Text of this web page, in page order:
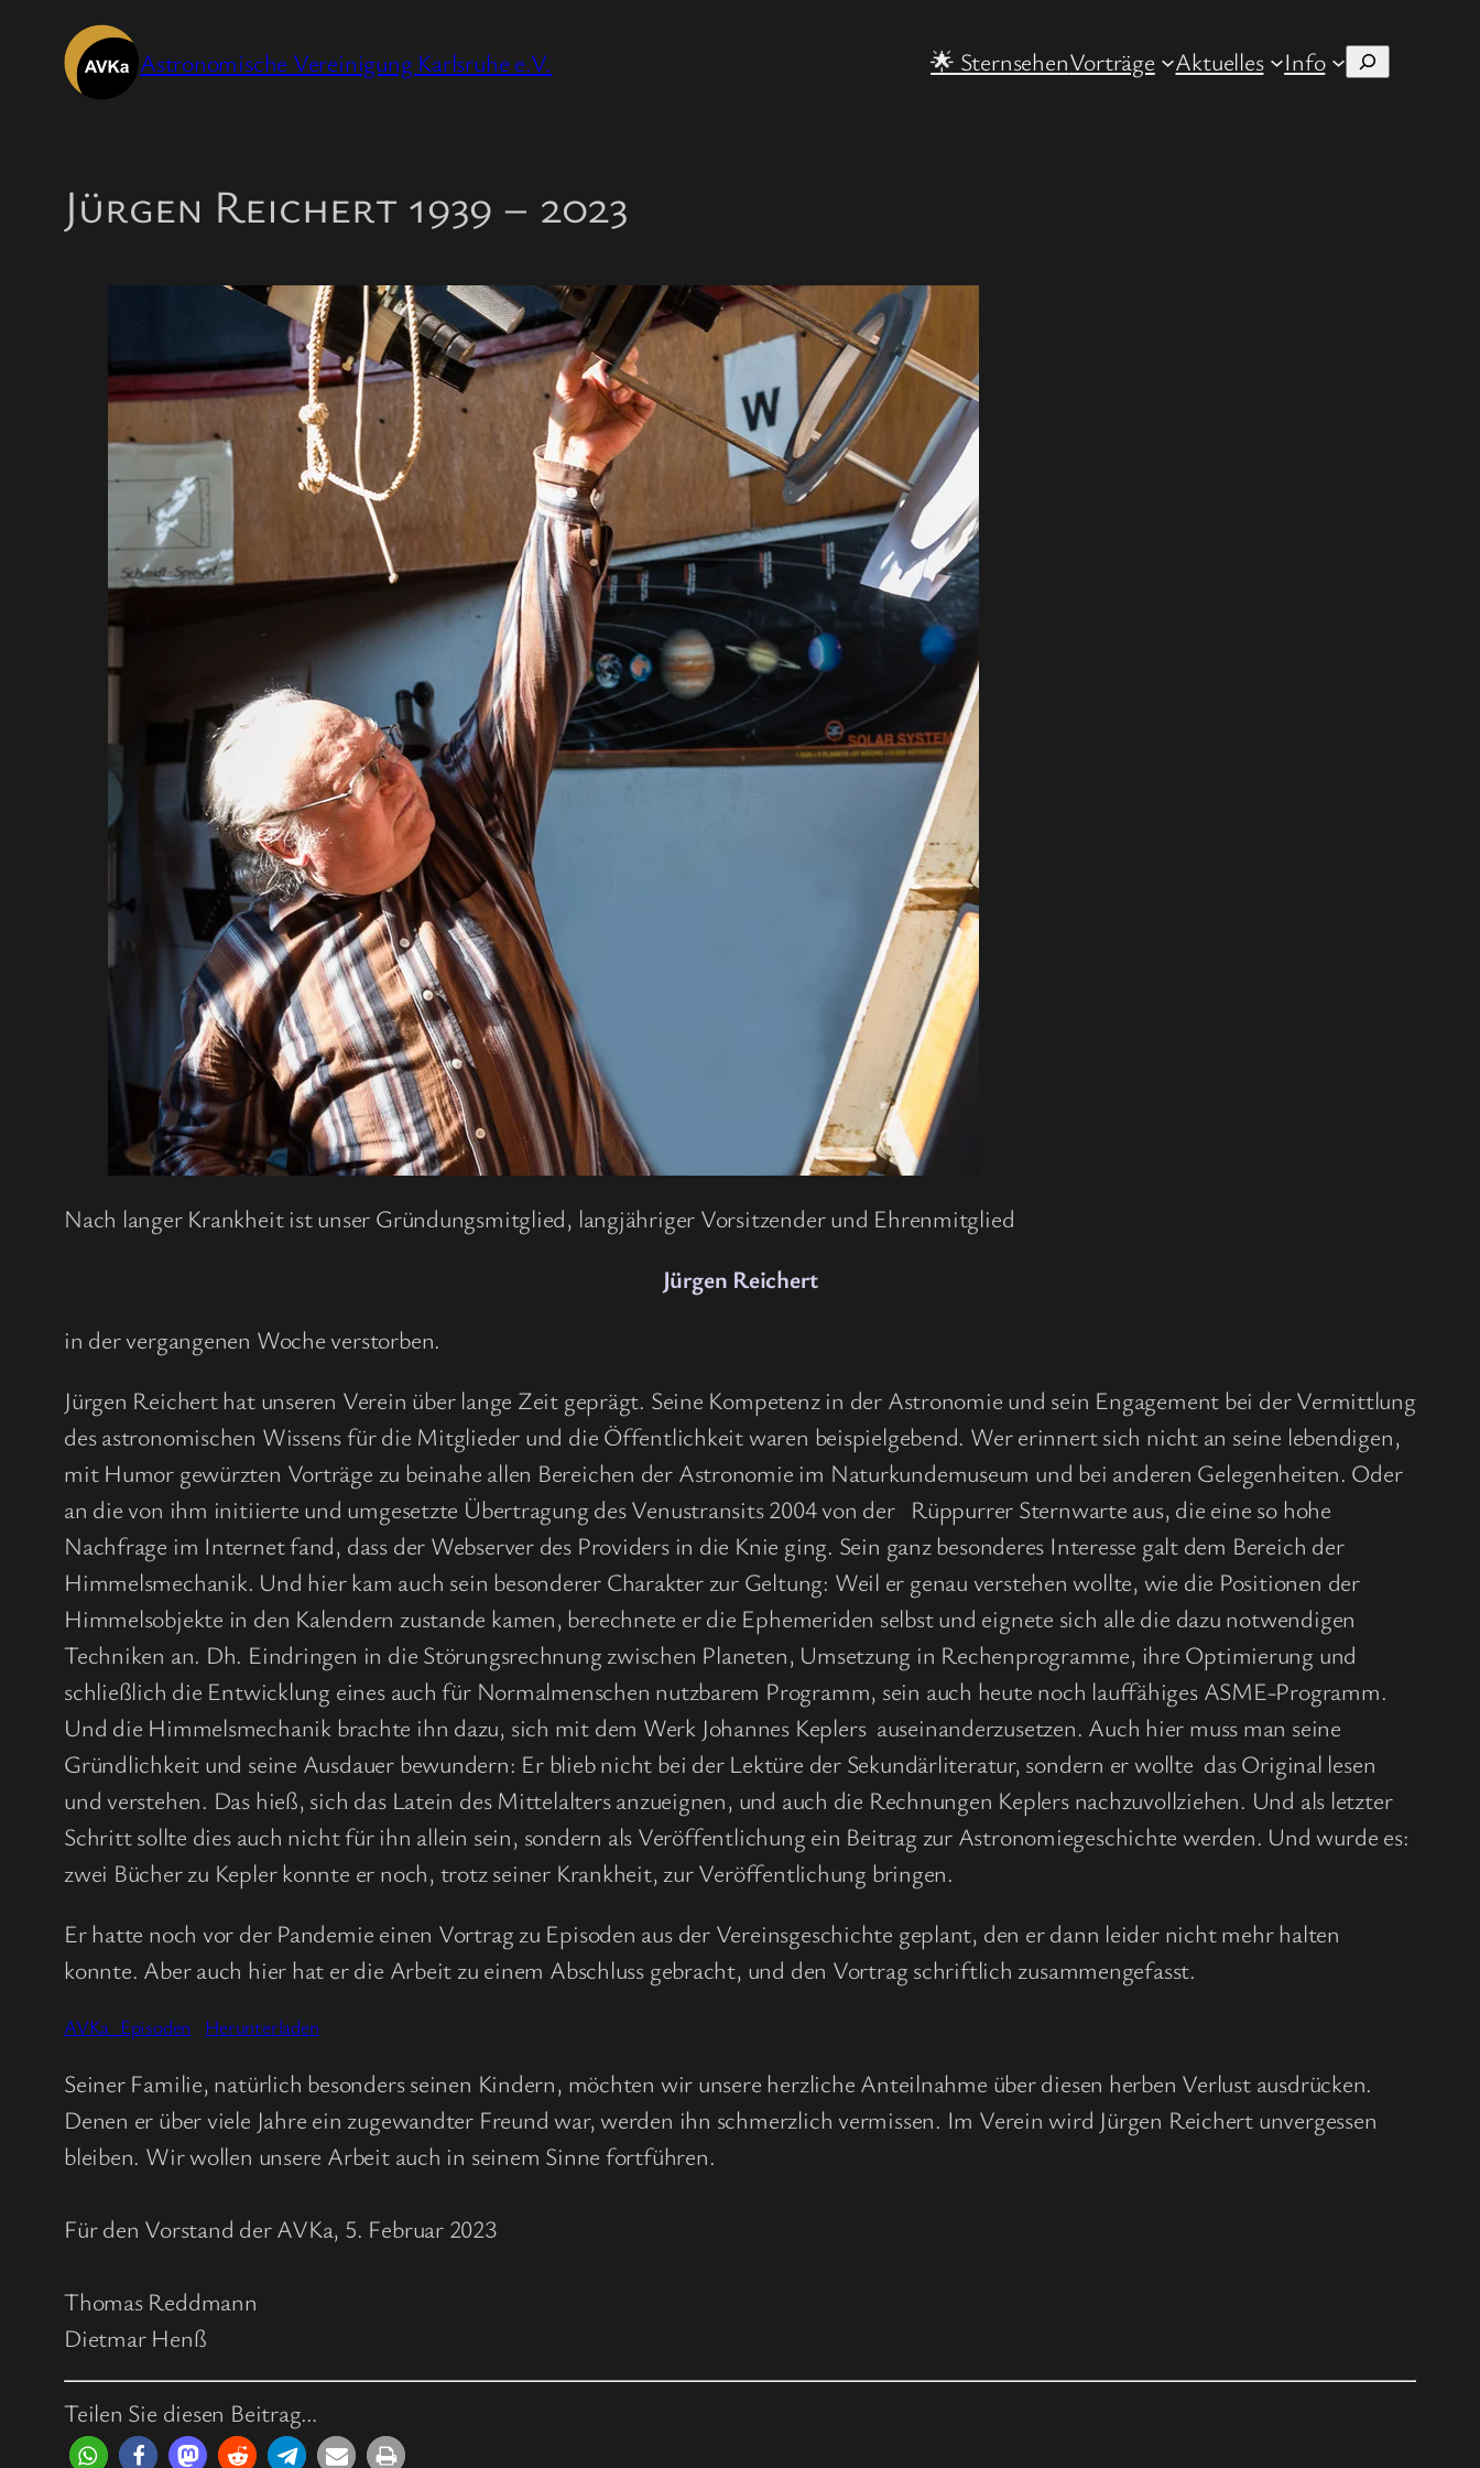
Inhalt
springen
Astronomische Vereinigung Karlsruhe e.V. 🌟 SternsehenVorträge Aktuelles Info Suchen
Jürgen Reichert 1939 – 2023
Nach langer Krankheit ist unser Gründungsmitglied, langjähriger Vorsitzender und Ehrenmitglied
Jürgen Reichert
in der vergangenen Woche verstorben.
Jürgen Reichert hat unseren Verein über lange Zeit geprägt. Seine Kompetenz in der Astronomie und sein Engagement bei der Vermittlung
des astronomischen Wissens für die Mitglieder und die Öffentlichkeit waren beispielgebend. Wer erinnert sich nicht an seine lebendigen,
mit Humor gewürzten Vorträge zu beinahe allen Bereichen der Astronomie im Naturkundemuseum und bei anderen Gelegenheiten. Oder
an die von ihm initiierte und umgesetzte Übertragung des Venustransits 2004 von der Rüppurrer Sternwarte aus, die eine so hohe
Nachfrage im Internet fand, dass der Webserver des Providers in die Knie ging. Sein ganz besonderes Interesse galt dem Bereich der
Himmelsmechanik. Und hier kam auch sein besonderer Charakter zur Geltung: Weil er genau verstehen wollte, wie die Positionen der
Himmelsobjekte in den Kalendern zustande kamen, berechnete er die Ephemeriden selbst und eignete sich alle die dazu notwendigen
Techniken an. Dh. Eindringen in die Störungsrechnung zwischen Planeten, Umsetzung in Rechenprogramme, ihre Optimierung und
schließlich die Entwicklung eines auch für Normalmenschen nutzbarem Programm, sein auch heute noch lauffähiges ASME-Programm.
Und die Himmelsmechanik brachte ihn dazu, sich mit dem Werk Johannes Keplers auseinanderzusetzen. Auch hier muss man seine
Gründlichkeit und seine Ausdauer bewundern: Er blieb nicht bei der Lektüre der Sekundärliteratur, sondern er wollte das Original lesen
und verstehen. Das hieß, sich das Latein des Mittelalters anzueignen, und auch die Rechnungen Keplers nachzuvollziehen. Und als letzter
Schritt sollte dies auch nicht für ihn allein sein, sondern als Veröffentlichung ein Beitrag zur Astronomiegeschichte werden. Und wurde es:
zwei Bücher zu Kepler konnte er noch, trotz seiner Krankheit, zur Veröffentlichung bringen.
Er hatte noch vor der Pandemie einen Vortrag zu Episoden aus der Vereinsgeschichte geplant, den er dann leider nicht mehr halten
konnte. Aber auch hier hat er die Arbeit zu einem Abschluss gebracht, und den Vortrag schriftlich zusammengefasst.
AVKa_Episoden Herunterladen
Seiner Familie, natürlich besonders seinen Kindern, möchten wir unsere herzliche Anteilnahme über diesen herben Verlust ausdrücken.
Denen er über viele Jahre ein zugewandter Freund war, werden ihn schmerzlich vermissen. Im Verein wird Jürgen Reichert unvergessen
bleiben. Wir wollen unsere Arbeit auch in seinem Sinne fortführen.
Für den Vorstand der AVKa, 5. Februar 2023
Thomas Reddmann
Dietmar Henß
Teilen Sie diesen Beitrag…